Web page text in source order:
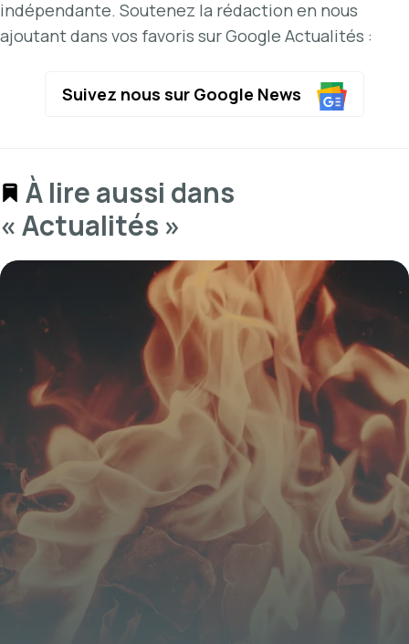
indépendante. Soutenez la rédaction en nous
ajoutant dans vos favoris sur Google Actualités :
Suivez nous sur Google News
À lire aussi dans
« Actualités »